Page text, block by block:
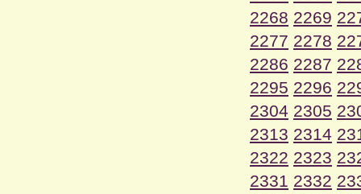
2268 2269
2277 2278
2286 2287
2295 2296
2304 2305
2313 2314
2322 2323
2331 2332